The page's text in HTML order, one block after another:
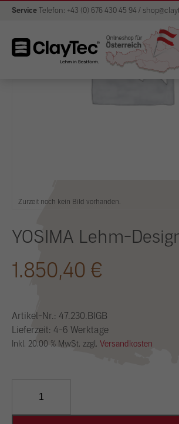
Service Telefon: +43 (0) 676 430 45 94 /
Zurzeit noch kein Bild vorhanden.
YOSIMA Lehm-
1.850,40 €
Artikel-Nr.: 47.230.BIGB
Lieferzeit: 4-6 Werktage
Inkl. 20.00 % MwSt. zzgl. Versandkosten
Designputz